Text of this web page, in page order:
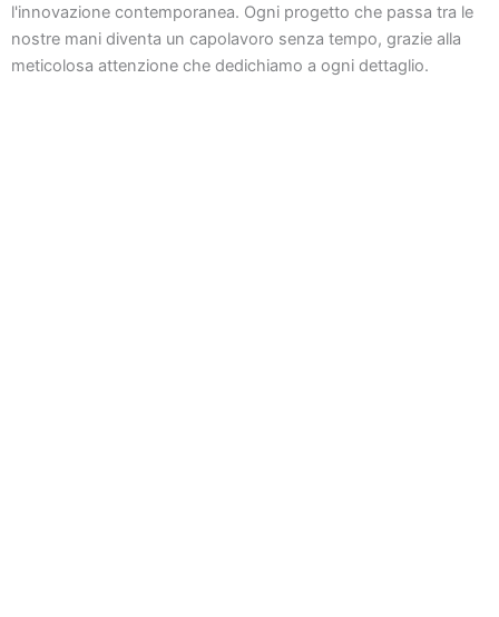
l'innovazione contemporanea. Ogni progetto che passa tra le
nostre mani diventa un capolavoro senza tempo, grazie alla
meticolosa attenzione che dedichiamo a ogni dettaglio.